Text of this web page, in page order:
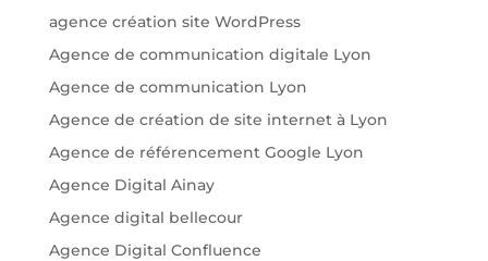
agence création site WordPress
Agence de communication digitale Lyon
Agence de communication Lyon
Agence de création de site internet à Lyon
Agence de référencement Google Lyon
Agence Digital Ainay
Agence digital bellecour
Agence Digital Confluence